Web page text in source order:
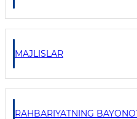
MAJLISLAR
RAHBARIYATNING